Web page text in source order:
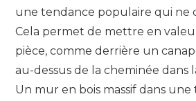
une tendance populaire qui ne
Cela permet de mettre en
pièce, comme derrière un
au-dessus de la cheminée dans
Un mur en bois massif dans une